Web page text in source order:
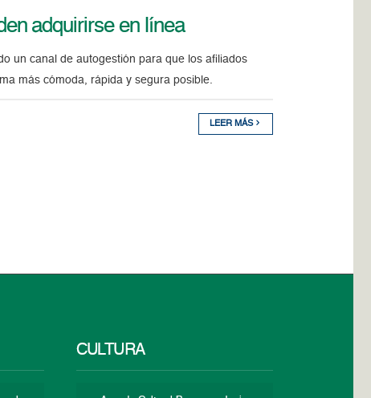
adquirirse en línea
un canal de autogestión para que los afiliados
más cómoda, rápida y segura posible.
LEER MÁS
CULTURA